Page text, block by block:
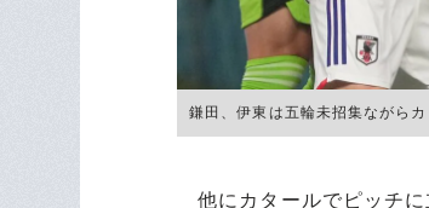
鎌田、伊東は五輪未招集ながら
他にカタールでピッチに